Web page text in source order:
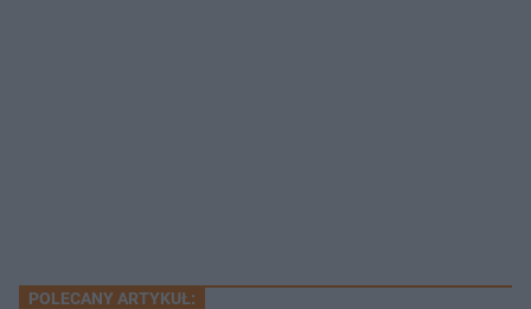
POLECANY ARTYKUŁ: